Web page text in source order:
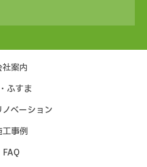
社案内
ふすま
ベーション
工事例
FAQ